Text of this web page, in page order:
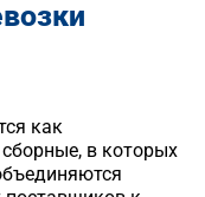
как
сборные, в которых